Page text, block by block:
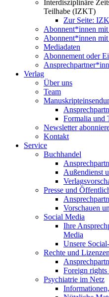
Interdisziplinäre
Teilhabe (IZKT)
Zur Seite:
Abonnent*innen
Abonnent*innen
Mediadaten
Abonnement oder
Verlag
Über uns
Team
Formalia und
Newsletter
Kontakt
Service
Buchhandel
Außendienst
Presse und
Vorschauen
Social Media
Ihre
Media
Unsere
Rechte und
Foreign rights
Psychiatrie im Netz